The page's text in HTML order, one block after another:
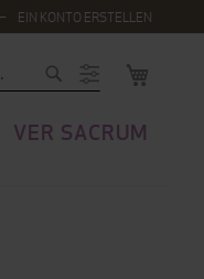
EIN KONTO ERSTELLEN
VER SACRUM